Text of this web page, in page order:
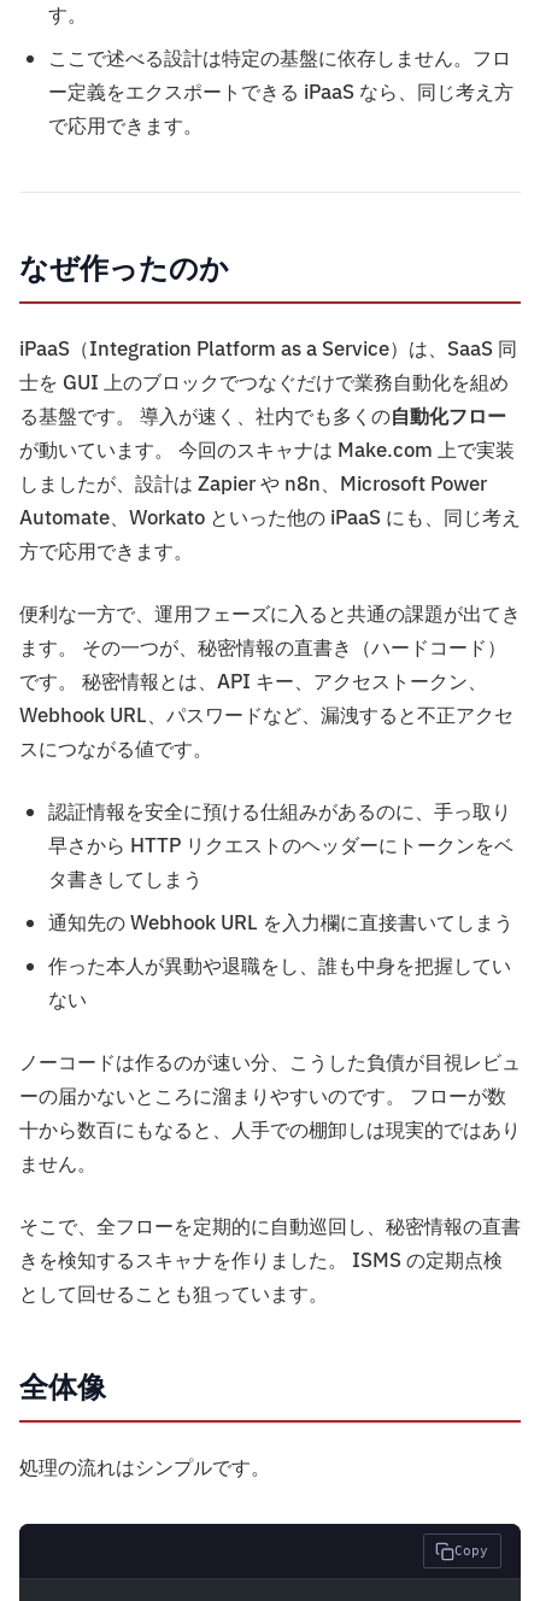
す。
ここで述べる設計は特定の基盤に依存しません。フロ
ー定義をエクスポートできる iPaaS なら、同じ考え方
で応用できます。
なぜ作ったのか
iPaaS（Integration Platform as a Service）は、SaaS 同
士を GUI 上のブロックでつなぐだけで業務自動化を組め
る基盤です。 導入が速く、社内でも多くの自動化フロー
が動いています。 今回のスキャナは Make.com 上で実装
しましたが、設計は Zapier や n8n、Microsoft Power
Automate、Workato といった他の iPaaS にも、同じ考え
方で応用できます。
便利な一方で、運用フェーズに入ると共通の課題が出てき
ます。 その一つが、秘密情報の直書き（ハードコード）
です。 秘密情報とは、API キー、アクセストークン、
Webhook URL、パスワードなど、漏洩すると不正アクセ
スにつながる値です。
認証情報を安全に預ける仕組みがあるのに、手っ取り
早さから HTTP リクエストのヘッダーにトークンをベ
タ書きしてしまう
通知先の Webhook URL を入力欄に直接書いてしまう
作った本人が異動や退職をし、誰も中身を把握してい
ない
ノーコードは作るのが速い分、こうした負債が目視レビュ
ーの届かないところに溜まりやすいのです。 フローが数
十から数百にもなると、人手での棚卸しは現実的ではあり
ません。
そこで、全フローを定期的に自動巡回し、秘密情報の直書
きを検知するスキャナを作りました。 ISMS の定期点検
として回せることも狙っています。
全体像
処理の流れはシンプルです。
Copy